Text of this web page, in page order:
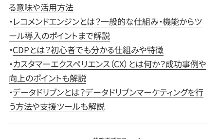
る意味や活用方法
・レコメンドエンジンとは？一般的な仕組み・機能からツ
ール導入のポイントまで解説
・CDPとは？初心者でも分かる仕組みや特徴
・カスタマーエクスペリエンス（CX）とは何か？成功事例や
向上のポイントも解説
・データドリブンとは？データドリブンマーケティングを行
う方法や支援ツールも解説